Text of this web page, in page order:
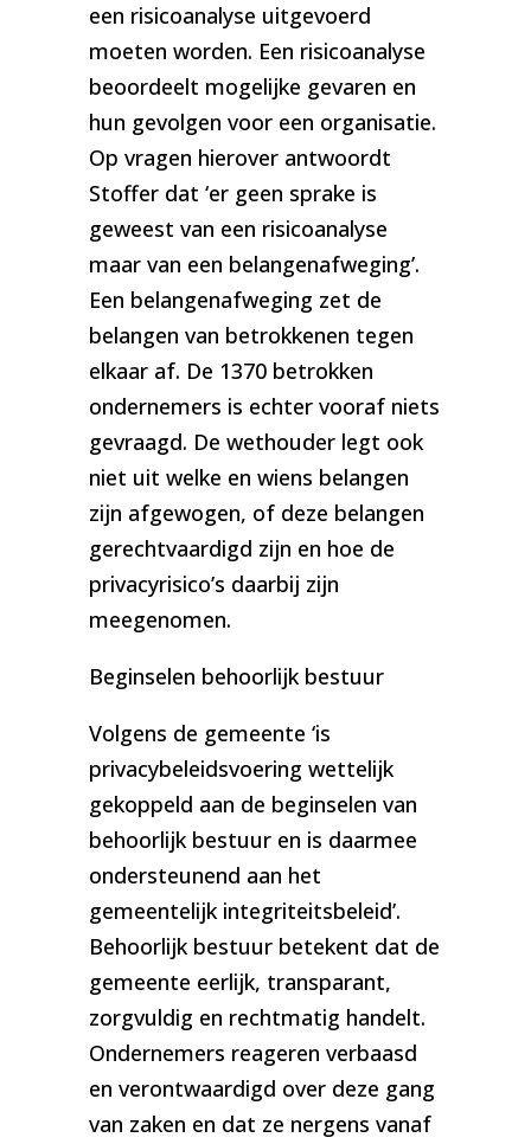
een risicoanalyse uitgevoerd
moeten worden. Een risicoanalyse
beoordeelt mogelijke gevaren en
hun gevolgen voor een organisatie.
Op vragen hierover antwoordt
Stoffer dat ‘er geen sprake is
geweest van een risicoanalyse
maar van een belangenafweging’.
Een belangenafweging zet de
belangen van betrokkenen tegen
elkaar af. De 1370 betrokken
ondernemers is echter vooraf niets
gevraagd. De wethouder legt ook
niet uit welke en wiens belangen
zijn afgewogen, of deze belangen
gerechtvaardigd zijn en hoe de
privacyrisico’s daarbij zijn
meegenomen.
Beginselen behoorlijk bestuur
Volgens de gemeente ‘is
privacybeleidsvoering wettelijk
gekoppeld aan de beginselen van
behoorlijk bestuur en is daarmee
ondersteunend aan het
gemeentelijk integriteitsbeleid’.
Behoorlijk bestuur betekent dat de
gemeente eerlijk, transparant,
zorgvuldig en rechtmatig handelt.
Ondernemers reageren verbaasd
en verontwaardigd over deze gang
van zaken en dat ze nergens vanaf